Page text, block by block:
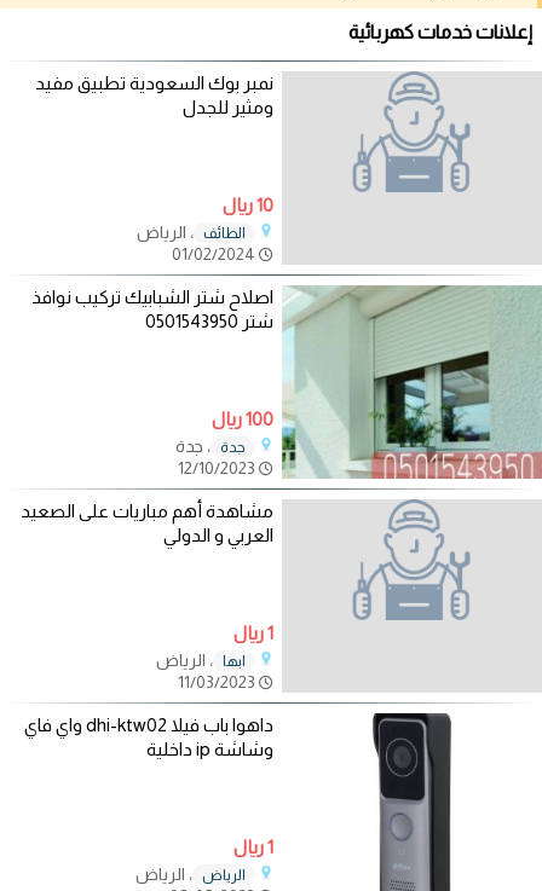
إعلانات خدمات كهربائية
نمبر بوك السعودية تطبيق مفيد
ومثير للجدل
10 ريال
الطائف ، الرياض
اصلاح شتر الشبابيك تركيب نوافذ
شتر 0501543950
100 ريال
جدة
، جدة
مشاهدة أهم مباريات على الصعيد
العربي و الدولي
1 ريال
ابها
، الرياض
داهوا باب فيلا dhi-ktw02 واي فاي
وشاشة ip داخلية
1 ريال
الرياض ، الرياض